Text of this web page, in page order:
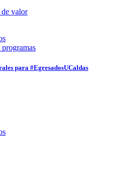
para #EgresadosUCaldas